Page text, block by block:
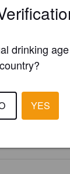
/ Helles. Hubertus
drinking
country?
YES